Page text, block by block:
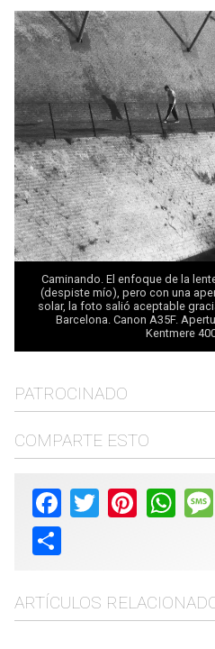
Caminando. El enfoque de la
(despiste mío), pero con una
solar, la foto salió aceptable
Barcelona. Canon A35F.
Kentmere
PATROCINADO
COMPARTE ESTO
Facebook
Twitter Pinterest
Share
ARTÍCULOS